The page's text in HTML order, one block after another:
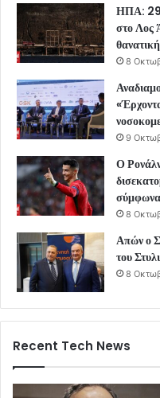
ΗΠΑ:
στο Λος
8
9
Ο
8
Απών ο
του
8
Recent Tech News